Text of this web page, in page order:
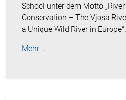
School unter dem Motto
Conservation – The Vjosa
a Unique Wild River in Europe“.
Mehr …